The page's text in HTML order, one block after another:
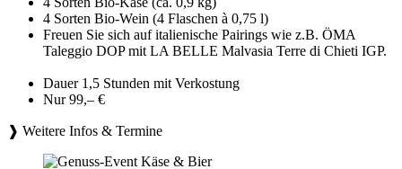
4 Sorten Bio-Wein (4 Flaschen à 0,75 l)
Freuen Sie sich auf italienische Pairings wie z.B. ÖMA
Taleggio DOP mit LA BELLE Malvasia Terre di Chieti IGP.
Dauer 1,5 Stunden mit Verkostung
Nur 99,– €
❱ Weitere Infos & Termine